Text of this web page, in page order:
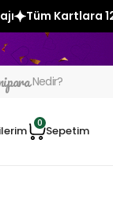
Kapıda
Nedir?
0
Sepetim